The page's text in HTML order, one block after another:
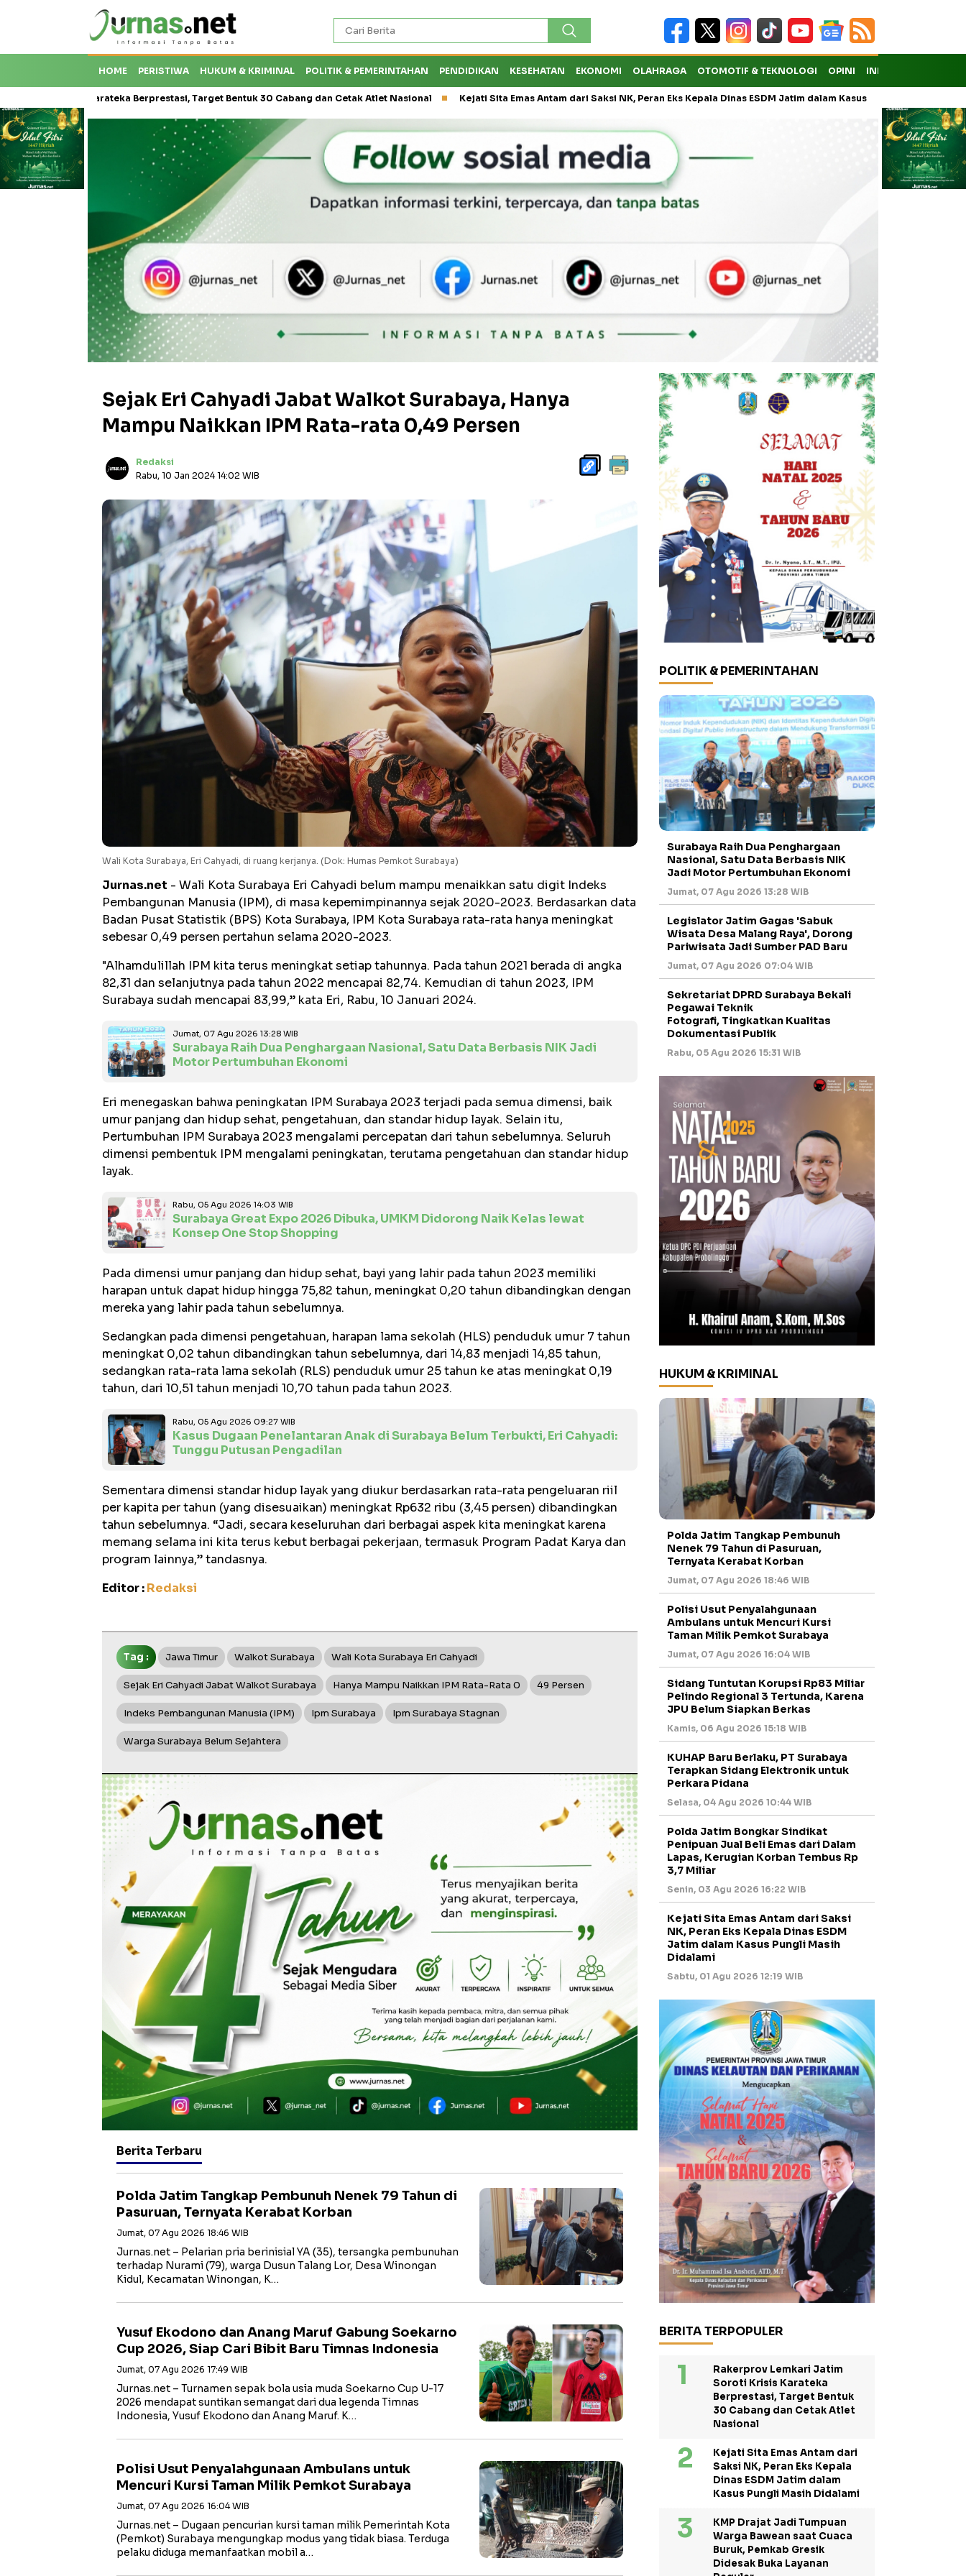
HOME PERISTIWA HUKUM & KRIMINAL POLITIK & PEMERINTAHAN PENDIDIKAN KESEHATAN EKONOMI OLAHRAGA OTOMOTIF & TEKNOLOGI OPINI INDEKS
Karateka Berprestasi, Target Bentuk 30 Cabang dan Cetak Atlet Nasional Kejati Sita Emas Antam dari Saksi NK, Peran Eks Kepala Dinas ESDM Jatim dalam Kasus Pungli Masih Didalami
Sejak Eri Cahyadi Jabat Walkot Surabaya, Hanya
Mampu Naikkan IPM Rata-rata 0,49 Persen
Redaksi
Rabu, 10 Jan 2024 14:02 WIB
Wali Kota Surabaya, Eri Cahyadi, di ruang kerjanya. (Dok: Humas Pemkot Surabaya)
Jurnas.net - Wali Kota Surabaya Eri Cahyadi belum mampu menaikkan satu digit Indeks
Pembangunan Manusia (IPM), di masa kepemimpinannya sejak 2020-2023. Berdasarkan data
Badan Pusat Statistik (BPS) Kota Surabaya, IPM Kota Surabaya rata-rata hanya meningkat
sebesar 0,49 persen pertahun selama 2020-2023.
"Alhamdulillah IPM kita terus meningkat setiap tahunnya. Pada tahun 2021 berada di angka
82,31 dan selanjutnya pada tahun 2022 mencapai 82,74. Kemudian di tahun 2023, IPM
Surabaya sudah mencapai 83,99,” kata Eri, Rabu, 10 Januari 2024.
Jumat, 07 Agu 2026 13:28 WIB
Surabaya Raih Dua Penghargaan Nasional, Satu Data Berbasis NIK Jadi
Motor Pertumbuhan Ekonomi
Eri menegaskan bahwa peningkatan IPM Surabaya 2023 terjadi pada semua dimensi, baik
umur panjang dan hidup sehat, pengetahuan, dan standar hidup layak. Selain itu,
Pertumbuhan IPM Surabaya 2023 mengalami percepatan dari tahun sebelumnya. Seluruh
dimensi pembentuk IPM mengalami peningkatan, terutama pengetahuan dan standar hidup
layak.
Rabu, 05 Agu 2026 14:03 WIB
Surabaya Great Expo 2026 Dibuka, UMKM Didorong Naik Kelas lewat
Konsep One Stop Shopping
Pada dimensi umur panjang dan hidup sehat, bayi yang lahir pada tahun 2023 memiliki
harapan untuk dapat hidup hingga 75,82 tahun, meningkat 0,20 tahun dibandingkan dengan
mereka yang lahir pada tahun sebelumnya.
Sedangkan pada dimensi pengetahuan, harapan lama sekolah (HLS) penduduk umur 7 tahun
meningkat 0,02 tahun dibandingkan tahun sebelumnya, dari 14,83 menjadi 14,85 tahun,
sedangkan rata-rata lama sekolah (RLS) penduduk umur 25 tahun ke atas meningkat 0,19
tahun, dari 10,51 tahun menjadi 10,70 tahun pada tahun 2023.
Rabu, 05 Agu 2026 09:27 WIB
Kasus Dugaan Penelantaran Anak di Surabaya Belum Terbukti, Eri Cahyadi:
Tunggu Putusan Pengadilan
Sementara dimensi standar hidup layak yang diukur berdasarkan rata-rata pengeluaran riil
per kapita per tahun (yang disesuaikan) meningkat Rp632 ribu (3,45 persen) dibandingkan
tahun sebelumnya. “Jadi, secara keseluruhan dari berbagai aspek kita meningkat karena
memang selama ini kita terus kebut berbagai pekerjaan, termasuk Program Padat Karya dan
program lainnya,” tandasnya.
Editor :Redaksi
Tag : Jawa Timur Walkot Surabaya Wali Kota Surabaya Eri Cahyadi
Sejak Eri Cahyadi Jabat Walkot Surabaya Hanya Mampu Naikkan IPM Rata-Rata 0 49 Persen
Indeks Pembangunan Manusia (IPM) Ipm Surabaya Ipm Surabaya Stagnan
Warga Surabaya Belum Sejahtera
Berita Terbaru
Polda Jatim Tangkap Pembunuh Nenek 79 Tahun di
Pasuruan, Ternyata Kerabat Korban
Jumat, 07 Agu 2026 18:46 WIB
Jurnas.net – Pelarian pria berinisial YA (35), tersangka pembunuhan
terhadap Nurami (79), warga Dusun Talang Lor, Desa Winongan
Kidul, Kecamatan Winongan, K…
Yusuf Ekodono dan Anang Maruf Gabung Soekarno
Cup 2026, Siap Cari Bibit Baru Timnas Indonesia
Jumat, 07 Agu 2026 17:49 WIB
Jurnas.net – Turnamen sepak bola usia muda Soekarno Cup U-17
2026 mendapat suntikan semangat dari dua legenda Timnas
Indonesia, Yusuf Ekodono dan Anang Maruf. K…
Polisi Usut Penyalahgunaan Ambulans untuk
Mencuri Kursi Taman Milik Pemkot Surabaya
Jumat, 07 Agu 2026 16:04 WIB
Jurnas.net – Dugaan pencurian kursi taman milik Pemerintah Kota
(Pemkot) Surabaya mengungkap modus yang tidak biasa. Terduga
pelaku diduga memanfaatkan mobil a…
POLITIK & PEMERINTAHAN
Surabaya Raih Dua Penghargaan
Nasional, Satu Data Berbasis NIK
Jadi Motor Pertumbuhan Ekonomi
Jumat, 07 Agu 2026 13:28 WIB
Legislator Jatim Gagas 'Sabuk
Wisata Desa Malang Raya', Dorong
Pariwisata Jadi Sumber PAD Baru
Jumat, 07 Agu 2026 07:04 WIB
Sekretariat DPRD Surabaya Bekali
Pegawai Teknik
Fotografi, Tingkatkan Kualitas
Dokumentasi Publik
Rabu, 05 Agu 2026 15:31 WIB
HUKUM & KRIMINAL
Polda Jatim Tangkap Pembunuh
Nenek 79 Tahun di Pasuruan,
Ternyata Kerabat Korban
Jumat, 07 Agu 2026 18:46 WIB
Polisi Usut Penyalahgunaan
Ambulans untuk Mencuri Kursi
Taman Milik Pemkot Surabaya
Jumat, 07 Agu 2026 16:04 WIB
Sidang Tuntutan Korupsi Rp83 Miliar
Pelindo Regional 3 Tertunda, Karena
JPU Belum Siapkan Berkas
Kamis, 06 Agu 2026 15:18 WIB
KUHAP Baru Berlaku, PT Surabaya
Terapkan Sidang Elektronik untuk
Perkara Pidana
Selasa, 04 Agu 2026 10:44 WIB
Polda Jatim Bongkar Sindikat
Penipuan Jual Beli Emas dari Dalam
Lapas, Kerugian Korban Tembus Rp
3,7 Miliar
Senin, 03 Agu 2026 16:22 WIB
Kejati Sita Emas Antam dari Saksi
NK, Peran Eks Kepala Dinas ESDM
Jatim dalam Kasus Pungli Masih
Didalami
Sabtu, 01 Agu 2026 12:19 WIB
BERITA TERPOPULER
Rakerprov Lemkari Jatim
Soroti Krisis Karateka
Berprestasi, Target Bentuk
30 Cabang dan Cetak Atlet
Nasional
Kejati Sita Emas Antam dari
Saksi NK, Peran Eks Kepala
Dinas ESDM Jatim dalam
Kasus Pungli Masih Didalami
KMP Drajat Jadi Tumpuan
Warga Bawean saat Cuaca
Buruk, Pemkab Gresik
Didesak Buka Layanan